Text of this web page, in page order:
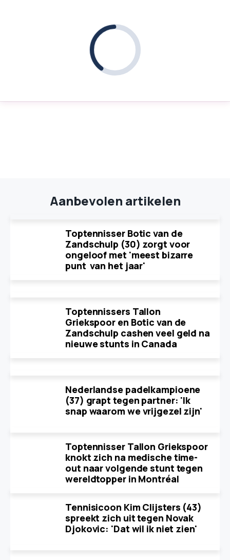
Aanbevolen artikelen
Toptennisser Botic van de
Zandschulp (30) zorgt voor
ongeloof met 'meest bizarre
punt van het jaar'
Toptennissers Tallon
Griekspoor en Botic van de
Zandschulp cashen veel geld na
nieuwe stunts in Canada
Nederlandse padelkampioene
(37) grapt tegen partner: 'Ik
snap waarom we vrijgezel zijn'
Toptennisser Tallon Griekspoor
knokt zich na medische time-
out naar volgende stunt tegen
wereldtopper in Montréal
Tennisicoon Kim Clijsters (43)
spreekt zich uit tegen Novak
Djokovic: 'Dat wil ik niet zien'